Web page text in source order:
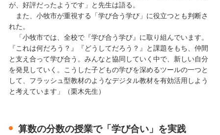
が、好評だったようです」と先生は語る。
また、小牧市が重視する「学び合う学び」に役立つとも判断さ
れた。
「小牧市では、全校で『学び合う学び』に取り組んでいます。
『これは何だろう？』『どうしてだろう？』と課題をもち、仲間
と支え合って学び合う。みんなと協同していく中で、新しい自分
を発見していく。こうした子どもの学びを深めるツールの一つと
して、フラッシュ型教材のようなデジタル教材を有効活用しよう
と考えています」（栗木先生）
算数の分数の授業で「学び合い」を実践